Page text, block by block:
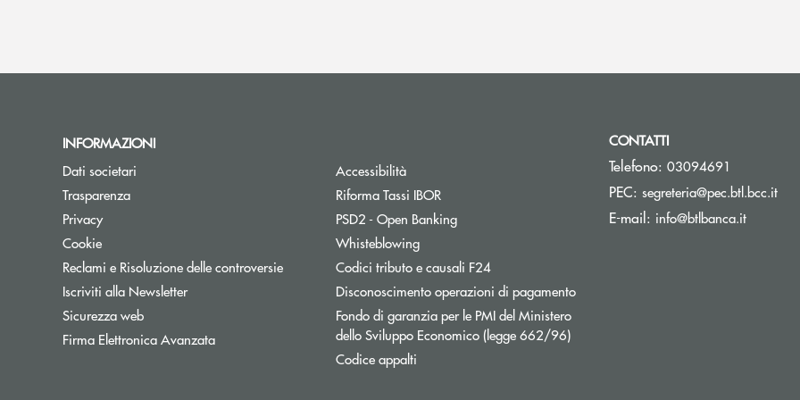
INFORMAZIONI
Dati societari
Trasparenza
Privacy
Cookie
Reclami e Risoluzione delle controversie
Iscriviti alla NewsletterApre una nuova finestra
Sicurezza web
Firma Elettronica Avanzata
Accessibilità
Riforma Tassi IBOR
PSD2 - Open Banking
Whisteblowing
Codici tributo e causali F24
Disconoscimento operazioni di pagamento
Fondo di garanzia per le PMI del Ministero
dello Sviluppo Economico (legge 662/96)
Codice appalti
CONTATTI
Telefono: 03094691
PEC: segreteria@pec.btl.bcc.it(si
E-mail: info@btlbanca.it(si apre